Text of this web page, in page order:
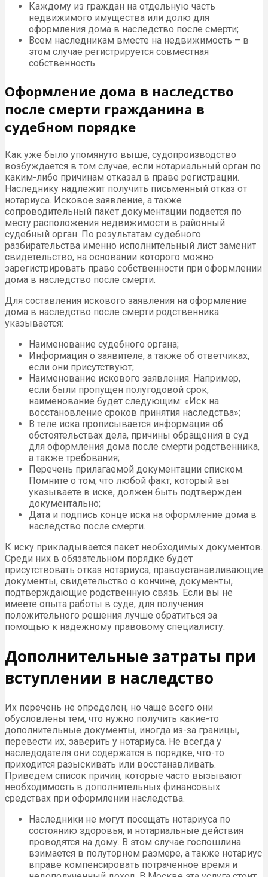
Каждому из граждан на отдельную часть
недвижимого имущества или долю для
оформления дома в наследство после смерти;
Всем наследникам вместе на недвижимость – в
этом случае регистрируется совместная
собственность.
Оформление дома в наследство
после смерти гражданина в
судебном порядке
Как уже было упомянуто выше, судопроизводство
возбуждается в том случае, если нотариальный орган по
каким-либо причинам отказал в праве регистрации.
Наследнику надлежит получить письменный отказ от
нотариуса. Исковое заявление, а также
сопроводительный пакет документации подается по
месту расположения недвижимости в районный
судебный орган. По результатам судебного
разбирательства именно исполнительный лист заменит
свидетельство, на основании которого можно
зарегистрировать право собственности при оформлении
дома в наследство после смерти.
Для составления искового заявления на оформление
дома в наследство после смерти родственника
указывается:
Наименование судебного органа;
Информация о заявителе, а также об ответчиках,
если они присутствуют;
Наименование искового заявления. Например,
если были пропущен полугодовой срок,
наименование будет следующим: «Иск на
восстановление сроков принятия наследства»;
В теле иска прописывается информация об
обстоятельствах дела, причины обращения в суд
для оформления дома после смерти родственника,
а также требования;
Перечень прилагаемой документации списком.
Помните о том, что любой факт, который вы
указываете в иске, должен быть подтвержден
документально;
Дата и подпись конце иска на оформление дома в
наследство после смерти.
К иску прикладывается пакет необходимых документов.
Среди них в обязательном порядке будет
присутствовать отказ нотариуса, правоустанавливающие
документы, свидетельство о кончине, документы,
подтверждающие родственную связь. Если вы не
имеете опыта работы в суде, для получения
положительного решения лучше обратиться за
помощью к надежному правовому специалисту.
Дополнительные затраты при
вступлении в наследство
Их перечень не определен, но чаще всего они
обусловлены тем, что нужно получить какие-то
дополнительные документы, иногда из-за границы,
перевести их, заверить у нотариуса. Не всегда у
наследодателя они содержатся в порядке, что-то
приходится разыскивать или восстанавливать.
Приведем список причин, которые часто вызывают
необходимость в дополнительных финансовых
средствах при оформлении наследства.
Наследники не могут посещать нотариуса по
состоянию здоровья, и нотариальные действия
проводятся на дому. В этом случае госпошлина
взимается в полуторном размере, а также нотариус
вправе компенсировать потраченное время и